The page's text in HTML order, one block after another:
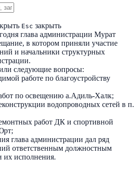
Esc закрыть
глава администрации Мурат
в котором приняли участие
и начальники структурных
следующие вопросы:
работе по благоустройству
по освещению а.Адиль-Халк;
водопроводных сетей в п.
работ ДК и спортивной
глава администрации дал ряд
ответственным должностным
их исполнения.